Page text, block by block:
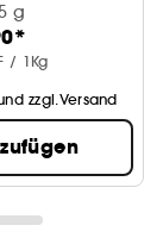
g
/ 1Kg
zzgl.Versand